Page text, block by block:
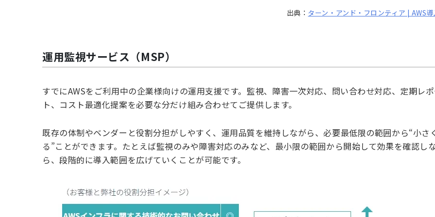
出典： ターン・アンド・フロンティア | AWS
運用監視サービス（MSP）
すでにAWSをご利用中の企業様向けの運用支援です。監視、障害一次対応、問い合わせ対応、定期レ
ト、コスト最適化提案を必要な分だけ組み合わせてご提供します。
既存の体制やベンダーと役割分担がしやすく、運用品質を維持しながら、必要最低限の範囲から“小さ
る”ことができます。たとえば監視のみや障害対応のみなど、最小限の範囲から開始して効果を確認し
ら、段階的に導入範囲を広げていくことが可能です。